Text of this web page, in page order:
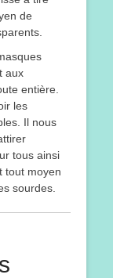
de
aux
entière.
les
Il nous
tous ainsi
tout moyen
sourdes.